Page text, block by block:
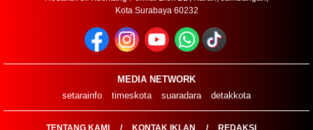
Kota Surabaya 60232
MEDIA NETWORK
setarainfo
timeskota suaradara detakkota